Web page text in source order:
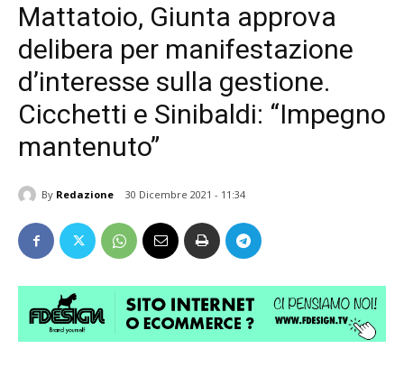
Mattatoio, Giunta approva
delibera per manifestazione
d’interesse sulla gestione.
Cicchetti e Sinibaldi: “Impegno
mantenuto”
By Redazione 30 Dicembre 2021 - 11:34